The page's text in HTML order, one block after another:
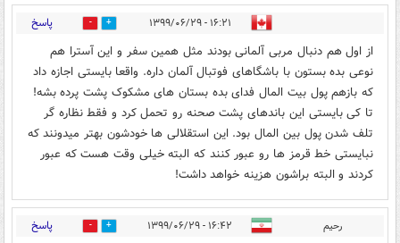
۱۶:۲۱ - ۱۳۹۹/۰۶/۲۹ 0 پاسخ
از اول هم دنبال مربی آلمانی بودند مثل همین سفر و این آسترا هم
نوعی بده بستون با باشگاهای فوتبال آلمان داره. واقعا بایستی اجازه داد
که بازهم پول بیت المال فدای بده بستان های مشکوک پشت پرده بشه!
تا کی بایستی این باندهای پشت صحنه رو تحمل کرد و فقط نظاره گر
تلف شدن پول بین المال بود. این استقلالی ها خودشون بهتر میدونند که
نبایستی خط قرمز ها رو عبور کنند که البته خیلی وقت هست که عبور
کردند و البته براشون هزینه خواهد داشت!
رحیم ۱۶:۴۲ - ۱۳۹۹/۰۶/۲۹ 0 پاسخ